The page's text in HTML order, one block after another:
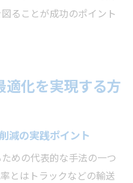
ることが成功のポイント
化を実現する方
減の実践ポイント
めの代表的な手法の一つ
とはトラックなどの輸送